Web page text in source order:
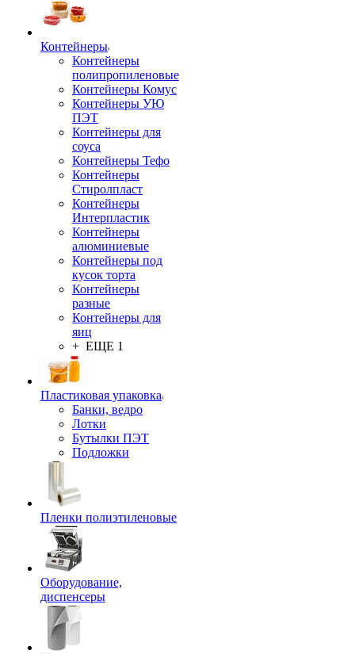
Контейнеры
Контейнеры
полипропиленовые
Контейнеры Комус
Контейнеры УЮ
ПЭТ
Контейнеры для
соуса
Контейнеры Тефо
Контейнеры
Стиролпласт
Контейнеры
Интерпластик
Контейнеры
алюминиевые
Контейнеры под
кусок торта
Контейнеры
разные
Контейнеры для
яиц
+ ЕЩЕ 1
Пластиковая упаковка
Банки, ведро
Лотки
Бутылки ПЭТ
Подложки
Пленки полиэтиленовые
Оборудование,
диспенсеры